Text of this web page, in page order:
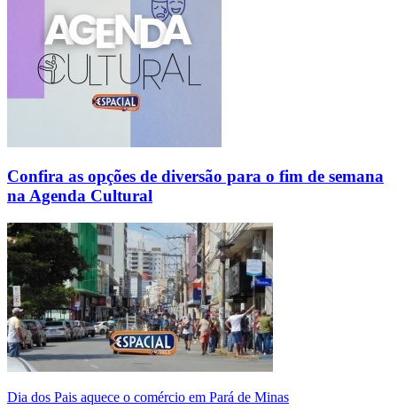
Confira as opções de diversão para o fim de semana
na Agenda Cultural
Dia dos Pais aquece o comércio em Pará de Minas